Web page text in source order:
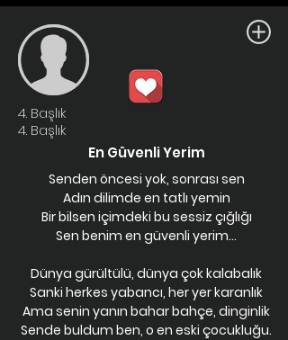
4. Başlık
4. Başlık
En Güvenli Yerim
Senden öncesi yok, sonrası sen
Adın dilimde en tatlı yemin
Bir bilsen içimdeki bu sessiz çığlığı
Sen benim en güvenli yerim...
Dünya gürültülü, dünya çok kalabalık
Sanki herkes yabancı, her yer karanlık
Ama senin yanın bahar bahçe, dinginlik
Sende buldum ben, o en eski çocukluğu.